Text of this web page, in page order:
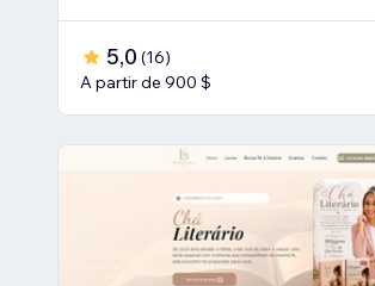
5,0 (16)
A partir de 900 $